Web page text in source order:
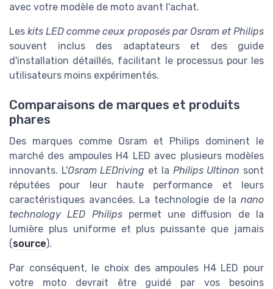
avec votre modèle de moto avant l'achat.
Leskits LED comme ceux proposés par Osram et Philips
souvent inclus des adaptateurs et des guide
d'installation détaillés, facilitant le processus pour les
utilisateurs moins expérimentés.
Comparaisons de marques et produits
phares
Des marques comme Osram et Philips dominent le
marché des ampoules H4 LED avec plusieurs modèles
innovants. L'Osram LEDriving et la Philips Ultinon sont
réputées pour leur haute performance et leurs
caractéristiques avancées. La technologie de la nano
technology LED Philipspermet une diffusion de la
lumière plus uniforme et plus puissante que jamais
(source).
Par conséquent, le choix des ampoules H4 LED pour
votre moto devrait être guidé par vos besoins